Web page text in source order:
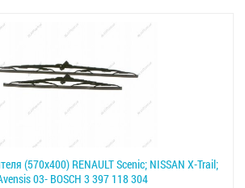
(570x400) RENAULT Scenic; NISSAN X-Trail;
03- BOSCH 3 397 118 304